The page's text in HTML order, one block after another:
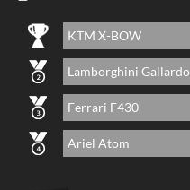
KTM X-BOW
Lamborghini Gallardo
Ferrari F430
Ariel Atom